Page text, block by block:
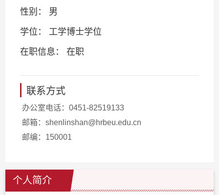
性别： 男
学位： 工学博士学位
在职信息： 在职
联系方式
办公室电话： 0451-82519133
邮箱： shenlinshan@hrbeu.edu.cn
邮编： 150001
个人简介